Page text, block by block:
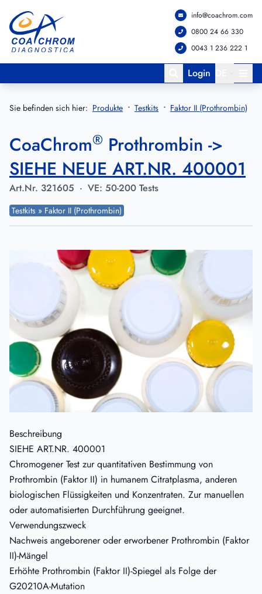
Zum Hauptmenü springen
Zum Hauptinhalt springen
info@coachrom.com
0800 24 66 330
0043 1 236 222 1
Login
Sie befinden sich hier: Produkte Testkits Faktor II (Prothrombin)
CoaChrom® Prothrombin ->
SIEHE NEUE ART.NR. 400001
Art.Nr. 321605 · VE: 50-200 Tests
Testkits » Faktor II (Prothrombin)
Beschreibung
SIEHE ART.NR. 400001
Chromogener Test zur quantitativen Bestimmung von
Prothrombin (Faktor II) in humanem Citratplasma, anderen
biologischen Flüssigkeiten und Konzentraten. Zur manuellen
oder automatisierten Durchführung geeignet.
Verwendungszweck
Nachweis angeborener oder erworbener Prothrombin (Faktor
II)-Mängel
Erhöhte Prothrombin (Faktor II)-Spiegel als Folge der
G20210A-Mutation